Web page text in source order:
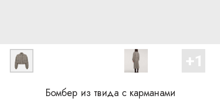
Бомбер из твида с карманами